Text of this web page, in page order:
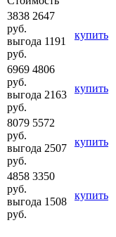
3838 2647
руб.
выгода 1191
руб.
купить
6969 4806
руб.
выгода 2163
руб.
купить
8079 5572
руб.
выгода 2507
руб.
купить
4858 3350
руб.
выгода 1508
руб.
купить